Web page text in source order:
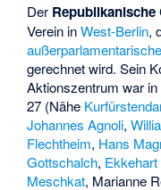
Der Republikanische
Verein inWest-Berlin,
gerechnet wird. Sein
Aktionszentrum war
27 (Nähe
Johannes Agnoli,
Flechtheim, Hans
Gottschalch,
Meschkat, Marianne